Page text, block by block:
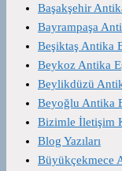
Başakşehir
Bayrampaşa
Beşiktaş Antika
Beykoz Antika
Beylikdüzü
Beyoğlu Antika
Bizimle İletişim
Blog Yazıları
Büyükçekmece